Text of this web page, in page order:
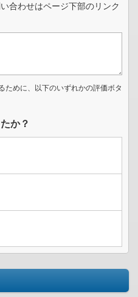
合わせはページ下部のリンク
ために、以下のいずれかの評価ボタ
か？